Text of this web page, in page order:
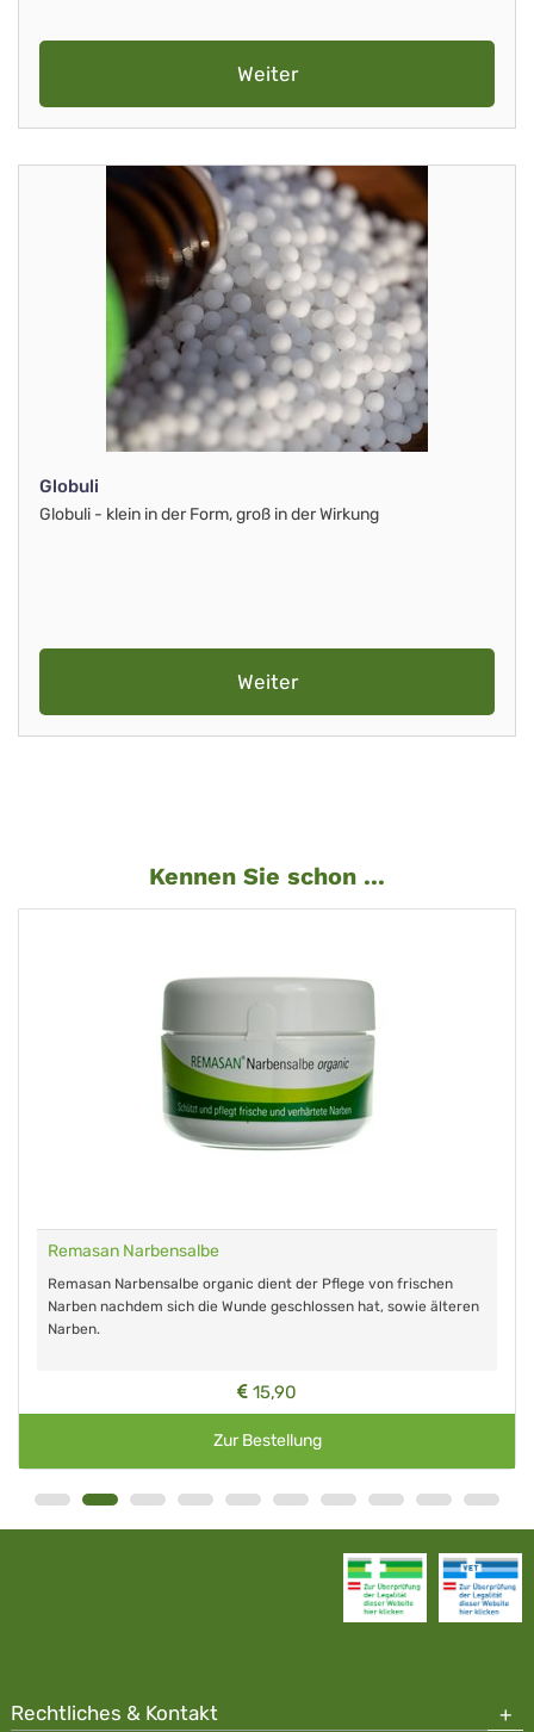
Weiter
Globuli
Globuli - klein in der Form, groß in der Wirkung
Weiter
Kennen Sie schon ...
Remasan Narbensalbe
Remasan Narbensalbe organic dient der Pflege von frischen
Narben nachdem sich die Wunde geschlossen hat, sowie älteren
Narben.
15,90
Zur Bestellung
Rechtliches & Kontakt